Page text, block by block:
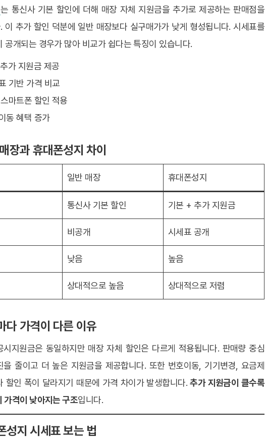
는 통신사 기본 할인에 더해 매장 자체 지원금을 추가로 제공하는 판매점을
이 추가 할인 덕분에 일반 매장보다 실구매가가 낮게 형성됩니다. 시세표를
공개되는 경우가 많아 비교가 쉽다는 특징이 있습니다.
가 지원금 제공
기반 가격 비교
마트폰 할인 적용
동 혜택 증가
장과 휴대폰성지 차이
일반 매장 휴대폰성지
통신사 기본 할인 기본 + 추가 지원금
비공개 시세표 공개
낮음 높음
상대적으로 높음 상대적으로 저렴
다 가격이 다른 이유
시지원금은 동일하지만 매장 자체 할인은 다르게 적용됩니다. 판매량 중심
을 줄이고 더 높은 지원금을 제공합니다. 또한 번호이동, 기기변경, 요금제
할인 폭이 달라지기 때문에 가격 차이가 발생합니다.추가 지원금이 클수록
가격이 낮아지는 구조입니다.
성지 시세표 보는 법